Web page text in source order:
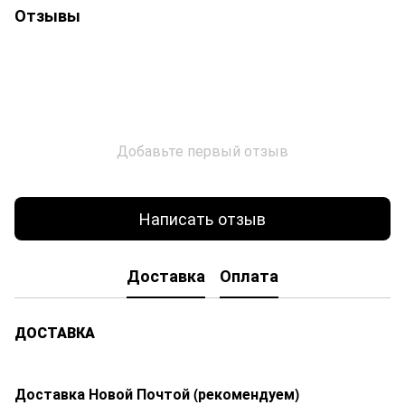
Отзывы
Добавьте первый отзыв
Написать отзыв
Доставка Оплата
ДОСТАВКА
Доставка Новой Почтой (рекомендуем)